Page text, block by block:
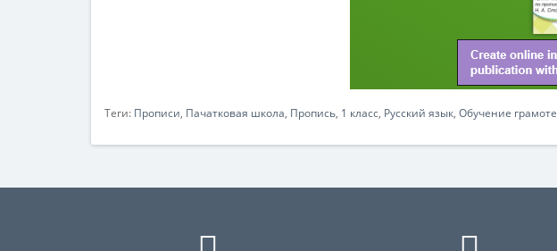
Теги: Прописи, Пачатковая школа, Пропись, 1 класс, Русский язык, Обучение грамоте